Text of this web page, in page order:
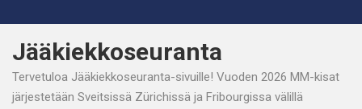
to
content
Jääkiekkoseuranta
Tervetuloa Jääkiekkoseuranta-sivuille! Vuoden 2026 MM-kisat
järjestetään Sveitsissä Zürichissä ja Fribourgissa välillä